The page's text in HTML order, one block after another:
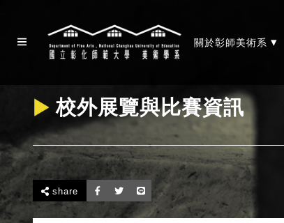
關於彰師美術系 ▾
校外展覽與比賽資訊
share